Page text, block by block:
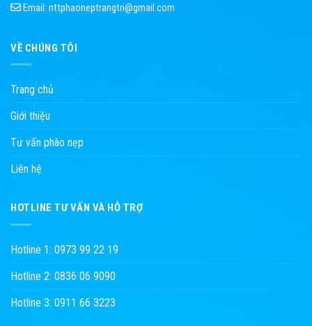
Email: nttphaoneptrangtri@gmail.com
VỀ CHÚNG TÔI
Trang chủ
Giới thiệu
Tư vấn phào nẹp
Liên hệ
HOTLINE TƯ VẤN VÀ HỖ TRỢ
Hotline 1: 0973 99 22 19
Hotline 2: 0836 06 9090
Hotline 3: 0911 66 3223